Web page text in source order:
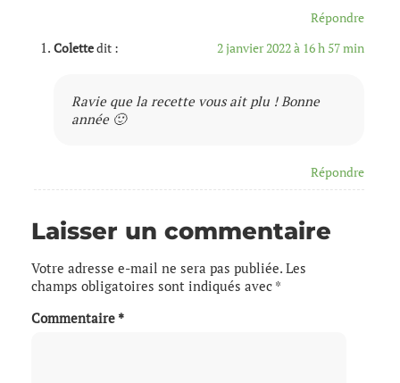
Répondre
Colettedit : 2 janvier 2022 à 16 h 57 min
Ravie que la recette vous ait plu ! Bonne
année 🙂
Répondre
Laisser un commentaire
Votre adresse e-mail ne sera pas publiée. Les
champs obligatoires sont indiqués avec *
Commentaire *